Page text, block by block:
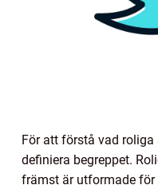
För att förstå vad
definiera begreppet.
främst är utformade